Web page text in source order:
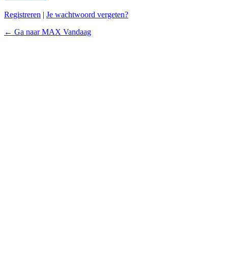
Registreren | Je wachtwoord vergeten?
← Ga naar MAX Vandaag